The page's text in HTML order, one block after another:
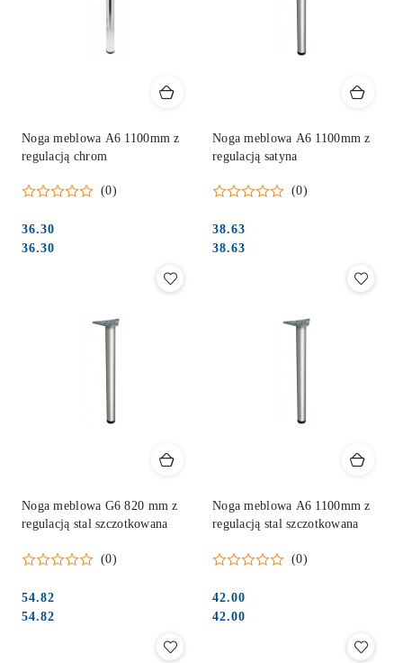
Noga meblowa A6 1100mm z
regulacją chrom
(0)
Cena:
36.30
Cena:
36.30
Noga meblowa A6 1100mm z
regulacją satyna
(0)
Cena:
38.63
Cena:
38.63
Noga meblowa G6 820 mm z
regulacją stal szczotkowana
(0)
Cena:
54.82
Cena:
54.82
Noga meblowa A6 1100mm z
regulacją stal szczotkowana
(0)
Cena:
42.00
Cena:
42.00